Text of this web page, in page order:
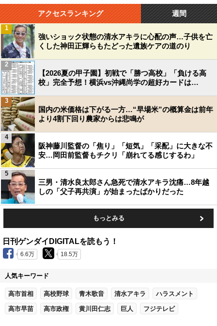
アクセスランキング 週間
強いショック状態の清水アキラに心配の声…子供を亡
くした神田正輝らもたどった遺族ケアの道のり
1
【2026夏の甲子園】初戦で「勝つ高校」「負ける高
校」完全予想！横浜vs沖縄尚学の超好カードは…
2
国内の米価格は下がる一方…“早場米”の概算金は前年
より4割下回り農家からは悲鳴が
3
阪神藤川監督の「焦り」「短気」「采配」に大きな不
安…岡田前監督もチクリ「崩れてる感じするわ」
4
三男・清水良太郎さん急死で清水アキラ沈痛…8年越
しの「父子再共演」が始まったばかりだった
5
もっとみる
日刊ゲンダイDIGITALを読もう！
6.6万 18.5万
人気キーワード
高市首相 高校野球 青木歌音 清水アキラ ハラスメント
高市早苗 高市政権 黄川田仁志 巨人 フジテレビ